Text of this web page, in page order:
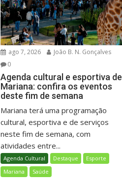
ago 7, 2026
João B. N. Gonçalves
0
Agenda cultural e esportiva de
Mariana: confira os eventos
deste fim de semana
Mariana terá uma programação
cultural, esportiva e de serviços
neste fim de semana, com
atividades entre...
Agenda Cultural Destaque
Esporte
Mariana
Saúde